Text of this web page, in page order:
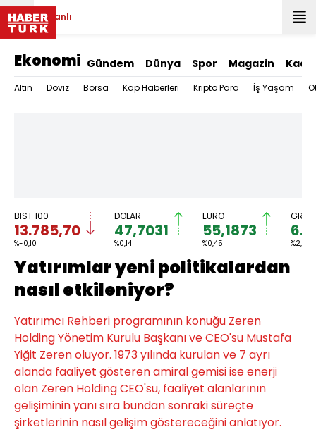
Canlı
Ekonomi Gündem Dünya Spor Magazin
Altın Döviz Borsa Kap Haberleri Kripto Para İş Yaşam
BIST 100
13.785,70
%-0,10
DOLAR
47,7031
%0,14
EURO
55,1873
%0,45 %2,74
Yatırımlar yeni politikalardan
nasıl etkileniyor?
Yatırımcı Rehberi programının konuğu Zeren
Holding Yönetim Kurulu Başkanı ve CEO'su Mustafa
Yiğit Zeren oluyor. 1973 yılında kurulan ve 7 ayrı
alanda faaliyet gösteren amiral gemisi ise enerji
olan Zeren Holding CEO'su, faaliyet alanlarının
gelişiminin yanı sıra bundan sonraki süreçte
şirketlerinin nasıl gelişim göstereceğini anlatıyor.